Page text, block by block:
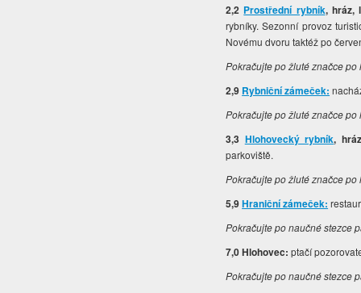
2,2 Prostřední rybník, hráz,
rybníky. Sezonní provoz
Novému dvoru taktéž po
Pokračujte po žluté značce
2,9 Rybniční zámeček:
Pokračujte po žluté značce
3,3 Hlohovecký rybník,
parkoviště.
Pokračujte po žluté značce
5,9Hraniční zámeček:
Pokračujte po naučné stezce
7,0 Hlohovec:ptačí
Pokračujte po naučné stezce